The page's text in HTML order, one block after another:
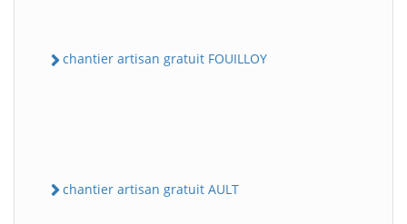
chantier artisan gratuit FOUILLOY
chantier artisan gratuit AULT